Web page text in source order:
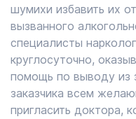
шумихи избавить их
вызванного
специалисты
круглосуточно,
помощь по выводу из
заказчика всем
пригласить доктора,